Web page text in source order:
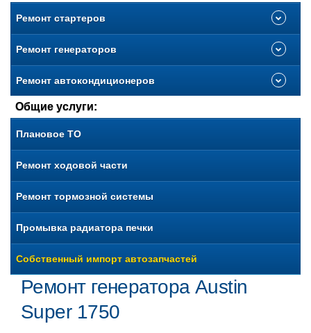
Ремонт стартеров
Ремонт генераторов
Ремонт автокондиционеров
Общие услуги:
Плановое ТО
Ремонт ходовой части
Ремонт тормозной системы
Промывка радиатора печки
Собственный импорт автозапчастей
Ремонт генератора Austin
Super 1750